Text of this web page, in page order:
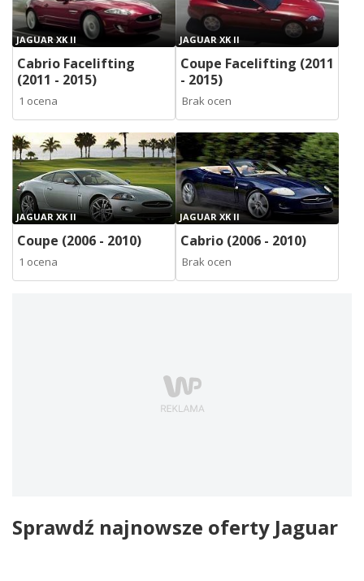
JAGUAR XK II
Cabrio Facelifting
(2011 - 2015)
1 ocena
JAGUAR XK II
Coupe Facelifting (2011
- 2015)
Brak ocen
JAGUAR XK II
Coupe (2006 - 2010)
1 ocena
JAGUAR XK II
Cabrio (2006 - 2010)
Brak ocen
Sprawdź najnowsze oferty Jaguar